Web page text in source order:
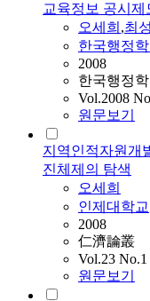
교육정보 공시제
오세희 ,최
한국행정학
2008
한국행정
Vol.2008
원문보기
지역인적자원개
진체제의 탐색
오세희
인제대학교
2008
仁濟論叢
Vol.23 No.1
원문보기